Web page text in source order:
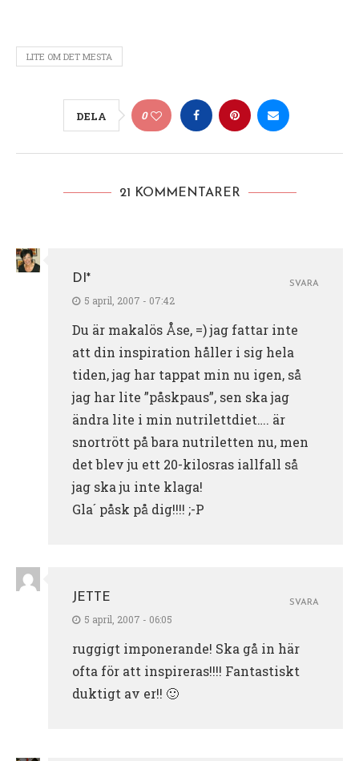
LITE OM DET MESTA
DELA 0
21 KOMMENTARER
DI*
5 april, 2007 - 07:42
Du är makalös Åse, =) jag fattar inte
att din inspiration håller i sig hela
tiden, jag har tappat min nu igen, så
jag har lite ”påskpaus”, sen ska jag
ändra lite i min nutrilettdiet…. är
snortrött på bara nutriletten nu, men
det blev ju ett 20-kilosras iallfall så
jag ska ju inte klaga!
Gla´ påsk på dig!!!! ;-P
SVARA
JETTE
5 april, 2007 - 06:05
ruggigt imponerande! Ska gå in här
ofta för att inspireras!!!! Fantastiskt
duktigt av er!! 🙂
SVARA